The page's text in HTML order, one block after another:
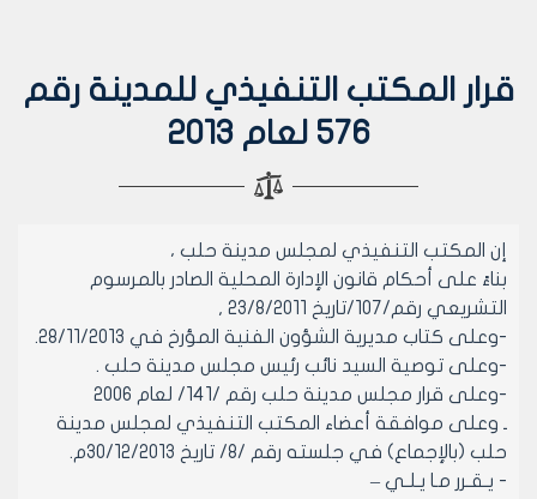
قرار المكتب التنفيذي للمدينة رقم
576 لعام 2013
إن المكتب التنفيذي لمجلس مدينة حلب ،
بناءً على أحكام قانون الإدارة المحلية الصادر بالمرسوم
التشريعي رقم/107/تاريخ 23/8/2011 ,
-وعلى كتاب مديرية الشؤون الفنية المؤرخ في 28/11/2013.
-وعلى توصية السيد نائب رئيس مجلس مدينة حلب .
-وعلى قرار مجلس مدينة حلب رقم /141/ لعام 2006
ـ وعلى موافقة أعضاء المكتب التنفيذي لمجلس مدينة
حلب (بالإجماع) في جلسته رقم /8/ تاريخ 30/12/2013م.
- يـقـرر مـا يـلـي –